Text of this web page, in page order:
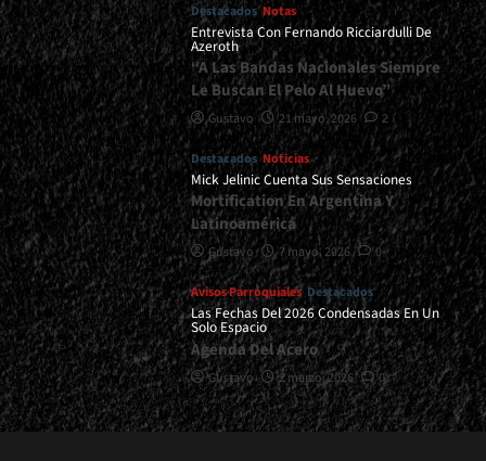
Destacados Notas
Entrevista Con Fernando Ricciardulli De
Azeroth
“A Las Bandas Nacionales Siempre
Le Buscan El Pelo Al Huevo”
Gustavo 21 mayo, 2026 2
Destacados Noticias
Mick Jelinic Cuenta Sus Sensaciones
Mortification En Argentina Y
Latinoamérica
Gustavo 7 mayo, 2026 0
Avisos Parroquiales Destacados
Las Fechas Del 2026 Condensadas En Un
Solo Espacio
Agenda Del Acero
Gustavo 2 marzo, 2026 0